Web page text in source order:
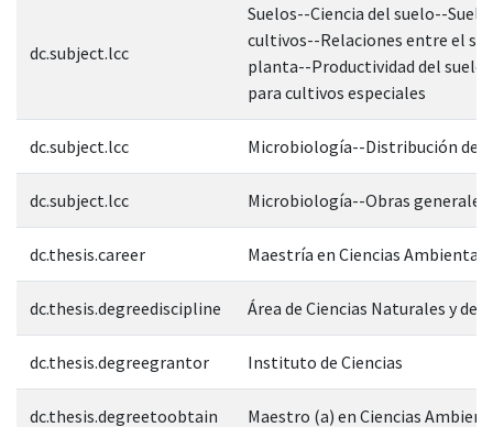
dc.subject.lcc
Suelos--Ciencia del suelo--
cultivos--Relaciones entre el
planta--Productividad del
para cultivos especiales
dc.subject.lcc Microbiología--Distribución de
dc.subject.lcc Microbiología--Obras generales
dc.thesis.career Maestría en Ciencias
dc.thesis.degreediscipline Área de Ciencias Naturales y de
dc.thesis.degreegrantor Instituto de Ciencias
dc.thesis.degreetoobtain Maestro (a) en Ciencias